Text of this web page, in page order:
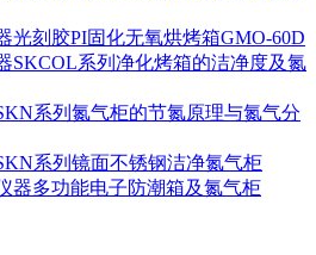
光刻胶PI固化无氧烘烤箱GMO-60D
SKCOL系列净化烤箱的洁净度及氮
系列氮气柜的节氮原理与氮气分
系列镜面不锈钢洁净氮气柜
器多功能电子防潮箱及氮气柜